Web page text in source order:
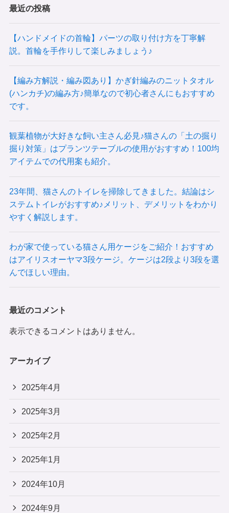
最近の投稿
【ハンドメイドの首輪】パーツの取り付け方を丁寧解
説。首輪を手作りして楽しみましょう♪
【編み方解説・編み図あり】かぎ針編みのニットタオル
(ハンカチ)の編み方♪簡単なので初心者さんにもおすすめ
です。
観葉植物が大好きな飼い主さん必見♪猫さんの「土の掘り
掘り対策」はプランツテーブルの使用がおすすめ！100均
アイテムでの代用案も紹介。
23年間、猫さんのトイレを掃除してきました。結論はシ
ステムトイレがおすすめ♪メリット、デメリットをわかり
やすく解説します。
わが家で使っている猫さん用ケージをご紹介！おすすめ
はアイリスオーヤマ3段ケージ。ケージは2段より3段を選
んでほしい理由。
最近のコメント
表示できるコメントはありません。
アーカイブ
2025年4月
2025年3月
2025年2月
2025年1月
2024年10月
2024年9月